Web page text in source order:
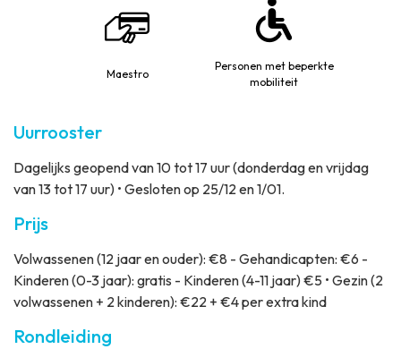
Maestro
Personen met beperkte
mobiliteit
Uurrooster
Dagelijks geopend van 10 tot 17 uur (donderdag en vrijdag
van 13 tot 17 uur) • Gesloten op 25/12 en 1/01.
Prijs
Volwassenen (12 jaar en ouder): €8 - Gehandicapten: €6 -
Kinderen (0-3 jaar): gratis - Kinderen (4-11 jaar) €5 • Gezin (2
volwassenen + 2 kinderen): €22 + €4 per extra kind
Rondleiding